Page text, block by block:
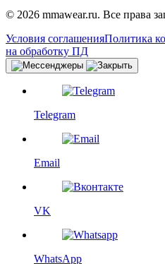
© 2026 mmawear.ru. Все права
Условия соглашенияПолитика
на обработку ПД
Telegram
Email
VK
WhatsApp